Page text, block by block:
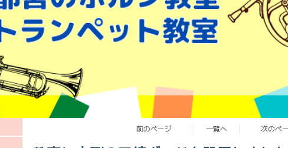
前のページ 一覧へ 次のペ